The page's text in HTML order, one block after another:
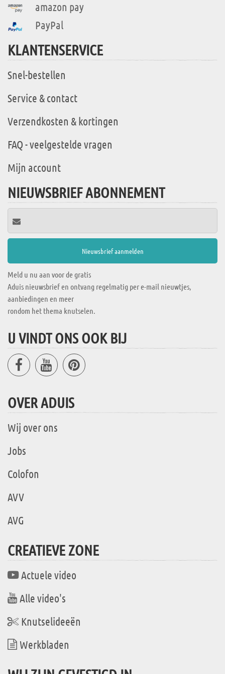
amazon pay
PayPal
KLANTENSERVICE
Snel-bestellen
Service & contact
Verzendkosten & kortingen
FAQ - veelgestelde vragen
Mijn account
NIEUWSBRIEF ABONNEMENT
Meld u nu aan voor de gratis
Aduis nieuwsbrief en ontvang regelmatig per e-mail nieuwtjes,
aanbiedingen en meer
rondom het thema knutselen.
U VINDT ONS OOK BIJ
OVER ADUIS
Wij over ons
Jobs
Colofon
AVV
AVG
CREATIEVE ZONE
Actuele video
Alle video's
Knutselideeën
Werkbladen